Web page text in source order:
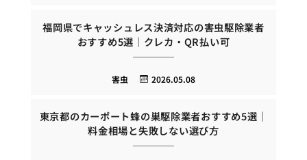
福岡県でキャッシュレス決済対応の害虫駆除業者
おすすめ5選｜クレカ・QR払い可
2026.05.08
害虫
東京都のカーポート蜂の巣駆除業者おすすめ5選｜
料金相場と失敗しない選び方